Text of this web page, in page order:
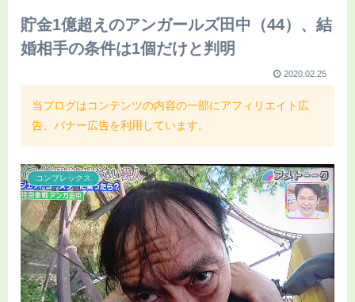
貯金1億超えのアンガールズ田中（44）、結
婚相手の条件は1個だけと判明
2020.02.25
当ブログはコンテンツの内容の一部にアフィリエイト広
告、バナー広告を利用しています。
コンプレックス